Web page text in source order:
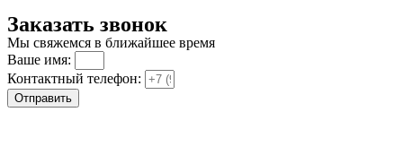
Заказать звонок
Мы свяжемся в ближайшее время
Ваше имя:
Контактный телефон:
Отправить